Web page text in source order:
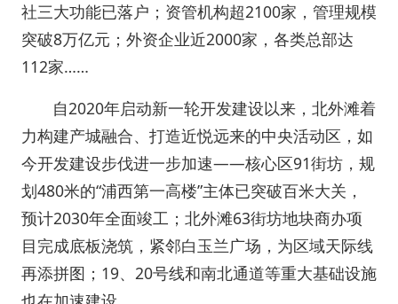
社三大功能已落户；资管机构超2100家，管理规模
突破8万亿元；外资企业近2000家，各类总部达
112家……
自2020年启动新一轮开发建设以来，北外滩着
力构建产城融合、打造近悦远来的中央活动区，如
今开发建设步伐进一步加速——核心区91街坊，规
划480米的“浦西第一高楼”主体已突破百米大关，
预计2030年全面竣工；北外滩63街坊地块商办项
目完成底板浇筑，紧邻白玉兰广场，为区域天际线
再添拼图；19、20号线和南北通道等重大基础设施